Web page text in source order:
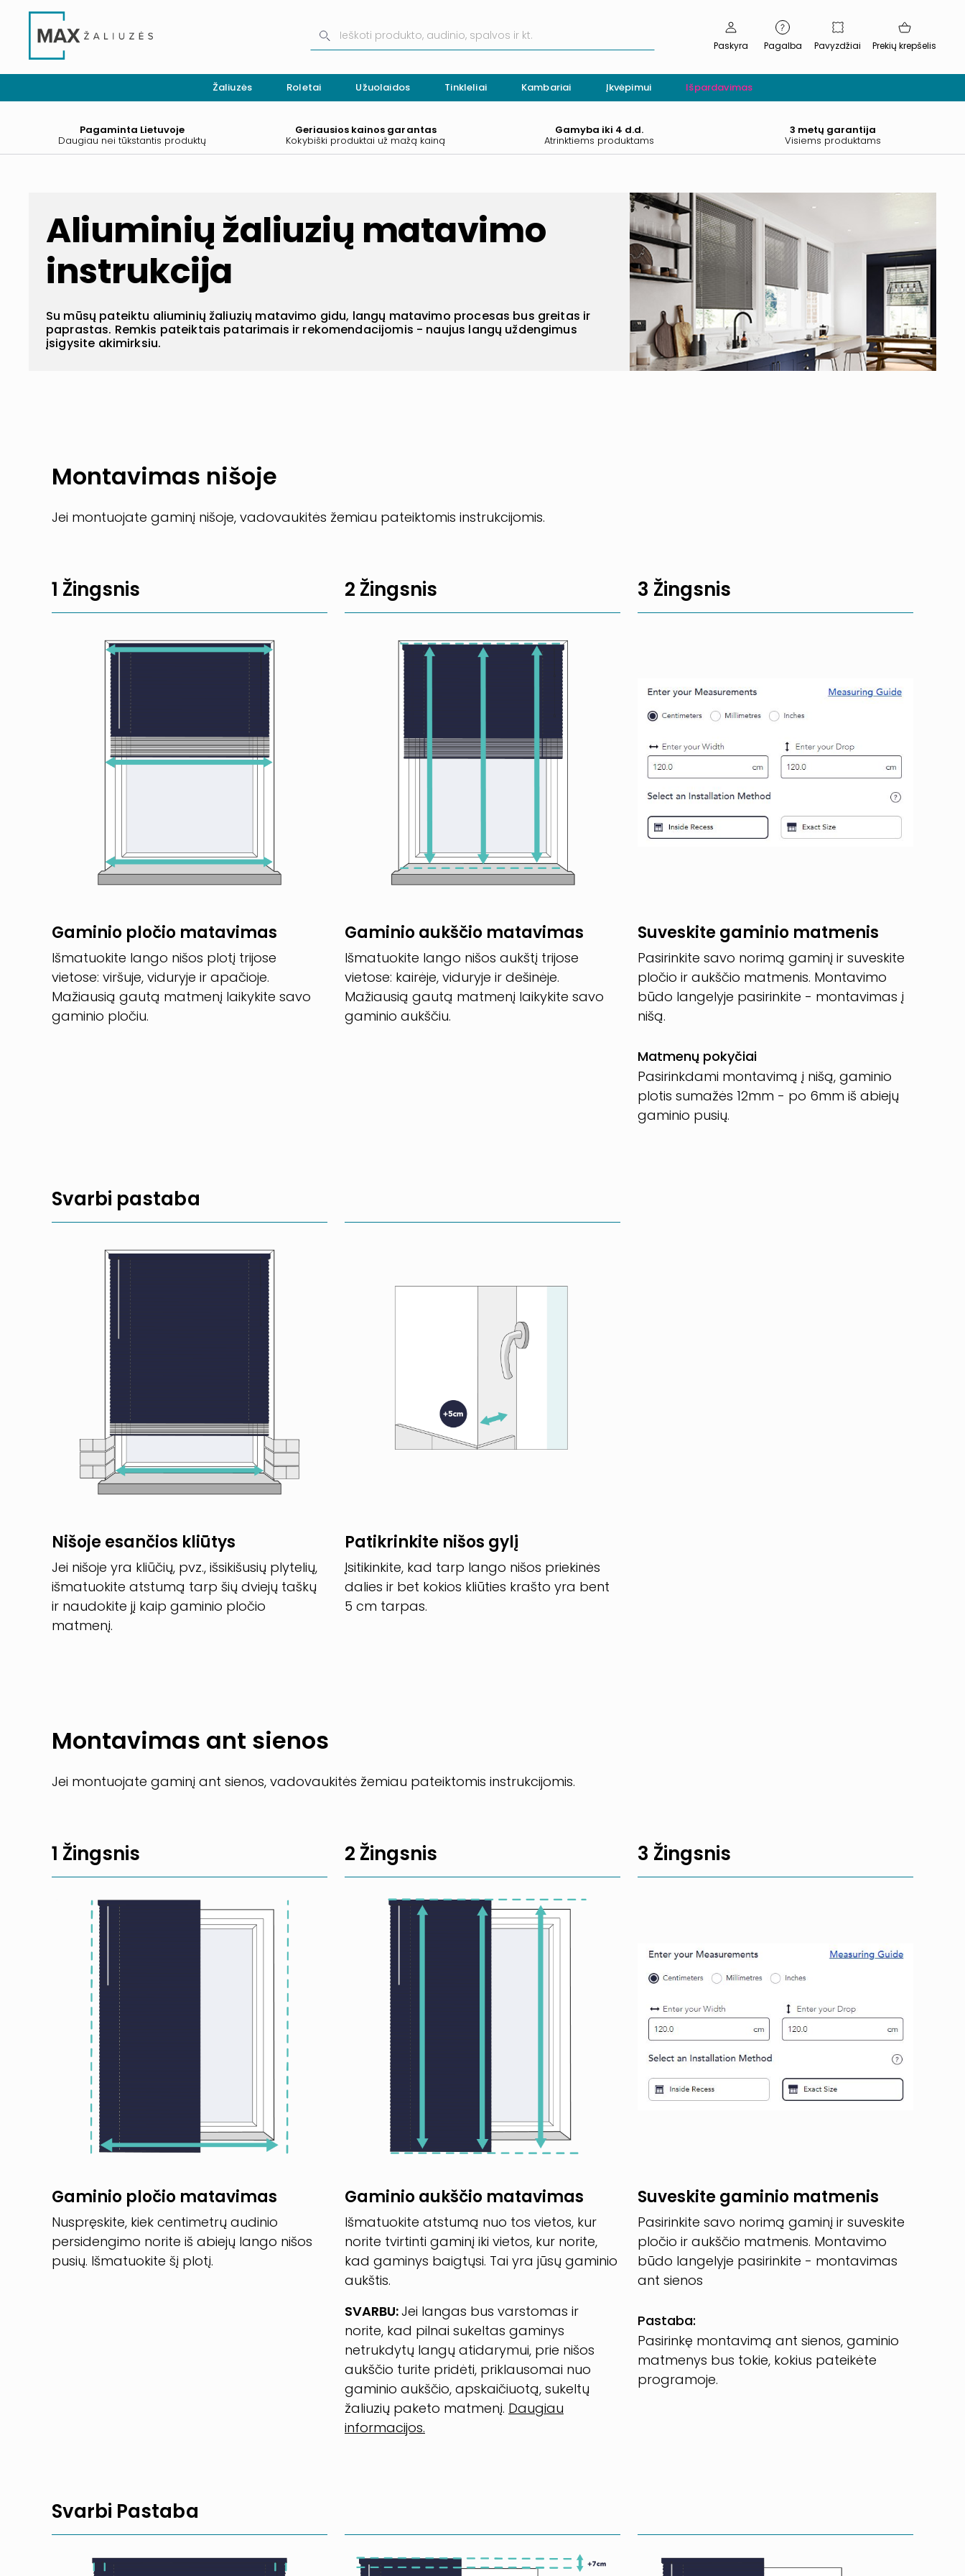
Paskyra Pagalba Pavyzdžiai Prekių krepšelis
Žaliuzės Roletai Užuolaidos Tinkleliai Kambariai Įkvėpimui Išpardavimas
Pagaminta Lietuvoje
Daugiau nei tūkstantis produktų
Geriausios kainos garantas
Kokybiški produktai už mažą kainą
Gamyba iki 4 d.d.
Atrinktiems produktams
3 metų garantija
Visiems produktams
Aliuminių žaliuzių matavimo
instrukcija
Su mūsų pateiktu aliuminių žaliuzių matavimo gidu, langų matavimo procesas bus greitas ir
paprastas. Remkis pateiktais patarimais ir rekomendacijomis - naujus langų uždengimus
įsigysite akimirksiu.
Montavimas nišoje
Jei montuojate gaminį nišoje, vadovaukitės žemiau pateiktomis instrukcijomis.
1 Žingsnis
Gaminio pločio matavimas
Išmatuokite lango nišos plotį trijose
vietose: viršuje, viduryje ir apačioje.
Mažiausią gautą matmenį laikykite savo
gaminio pločiu.
2 Žingsnis
Gaminio aukščio matavimas
Išmatuokite lango nišos aukštį trijose
vietose: kairėje, viduryje ir dešinėje.
Mažiausią gautą matmenį laikykite savo
gaminio aukščiu.
3 Žingsnis
Suveskite gaminio matmenis
Pasirinkite savo norimą gaminį ir suveskite
pločio ir aukščio matmenis. Montavimo
būdo langelyje pasirinkite - montavimas į
nišą.
Matmenų pokyčiai
Pasirinkdami montavimą į nišą, gaminio
plotis sumažės 12mm - po 6mm iš abiejų
gaminio pusių.
Svarbi pastaba
Nišoje esančios kliūtys
Jei nišoje yra kliūčių, pvz., išsikišusių plytelių,
išmatuokite atstumą tarp šių dviejų taškų
ir naudokite jį kaip gaminio pločio
matmenį.
Patikrinkite nišos gylį
Įsitikinkite, kad tarp lango nišos priekinės
dalies ir bet kokios kliūties krašto yra bent
5 cm tarpas.
Montavimas ant sienos
Jei montuojate gaminį ant sienos, vadovaukitės žemiau pateiktomis instrukcijomis.
1 Žingsnis
Gaminio pločio matavimas
Nuspręskite, kiek centimetrų audinio
persidengimo norite iš abiejų lango nišos
pusių. Išmatuokite šį plotį.
2 Žingsnis
Gaminio aukščio matavimas
Išmatuokite atstumą nuo tos vietos, kur
norite tvirtinti gaminį iki vietos, kur norite,
kad gaminys baigtųsi. Tai yra jūsų gaminio
aukštis.
SVARBU:Jei langas bus varstomas ir
norite, kad pilnai sukeltas gaminys
netrukdytų langų atidarymui, prie nišos
aukščio turite pridėti, priklausomai nuo
gaminio aukščio, apskaičiuotą, sukeltų
žaliuzių paketo matmenį. Daugiau
informacijos.
3 Žingsnis
Suveskite gaminio matmenis
Pasirinkite savo norimą gaminį ir suveskite
pločio ir aukščio matmenis. Montavimo
būdo langelyje pasirinkite - montavimas
ant sienos
Pastaba:
Pasirinkę montavimą ant sienos, gaminio
matmenys bus tokie, kokius pateikėte
programoje.
Svarbi Pastaba